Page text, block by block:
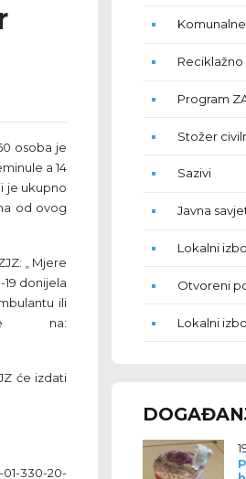
osoba je
a 14
je ukupno
od ovog
„ Mjere
donijela
ili
na:
će izdati
01-330-20-
Program
Stožer
Sazivi
Javna
Lokalni
Otvoreni
Lokalni